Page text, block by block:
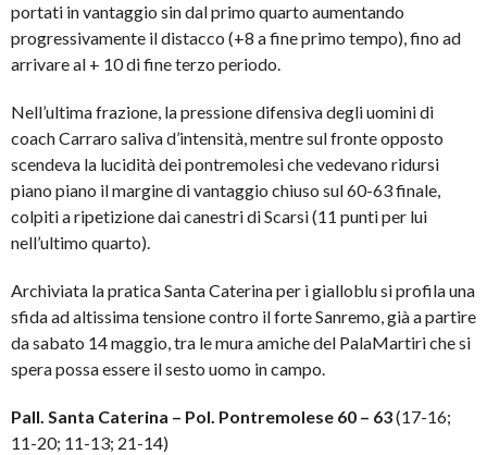
portati in vantaggio sin dal primo quarto aumentando
progressivamente il distacco (+8 a fine primo tempo), fino ad
arrivare al + 10 di fine terzo periodo.
Nell’ultima frazione, la pressione difensiva degli uomini di
coach Carraro saliva d’intensità, mentre sul fronte opposto
scendeva la lucidità dei pontremolesi che vedevano ridursi
piano piano il margine di vantaggio chiuso sul 60-63 finale,
colpiti a ripetizione dai canestri di Scarsi (11 punti per lui
nell’ultimo quarto).
Archiviata la pratica Santa Caterina per i gialloblu si profila una
sfida ad altissima tensione contro il forte Sanremo, già a partire
da sabato 14 maggio, tra le mura amiche del PalaMartiri che si
spera possa essere il sesto uomo in campo.
Pall. Santa Caterina – Pol. Pontremolese 60 – 63(17-16;
11-20; 11-13; 21-14)